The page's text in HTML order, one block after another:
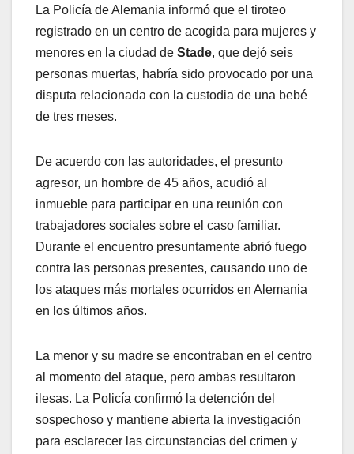
La Policía de Alemania informó que el tiroteo
registrado en un centro de acogida para mujeres y
menores en la ciudad de Stade, que dejó seis
personas muertas, habría sido provocado por una
disputa relacionada con la custodia de una bebé
de tres meses.
De acuerdo con las autoridades, el presunto
agresor, un hombre de 45 años, acudió al
inmueble para participar en una reunión con
trabajadores sociales sobre el caso familiar.
Durante el encuentro presuntamente abrió fuego
contra las personas presentes, causando uno de
los ataques más mortales ocurridos en Alemania
en los últimos años.
La menor y su madre se encontraban en el centro
al momento del ataque, pero ambas resultaron
ilesas. La Policía confirmó la detención del
sospechoso y mantiene abierta la investigación
para esclarecer las circunstancias del crimen y